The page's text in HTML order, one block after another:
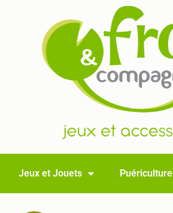
Jeux et Jouets Puériculture